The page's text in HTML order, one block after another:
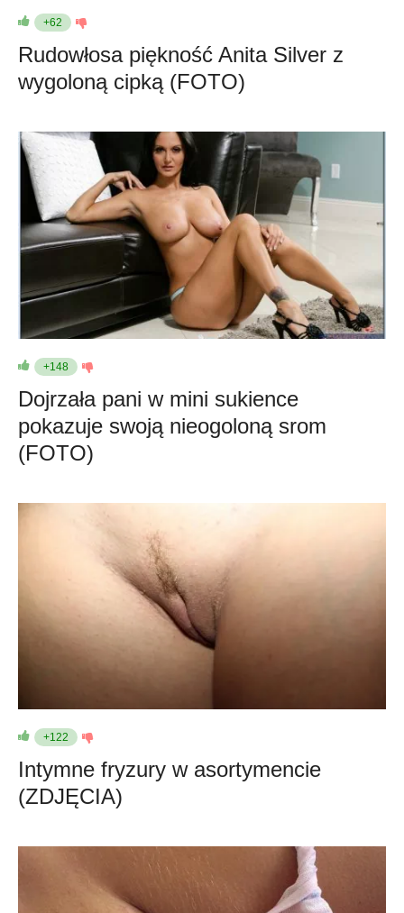
+62
Rudowłosa piękność Anita Silver z
wygoloną cipką (FOTO)
+148
Dojrzała pani w mini sukience
pokazuje swoją nieogoloną srom
(FOTO)
+122
Intymne fryzury w asortymencie
(ZDJĘCIA)